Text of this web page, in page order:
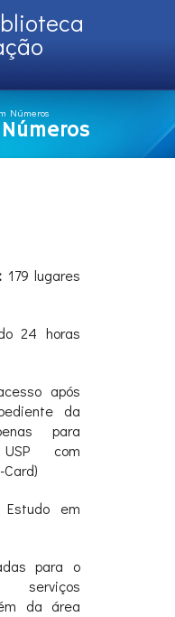
Números
179 lugares
24 horas
após
da
para
USP com
Card)
em
para o
da área